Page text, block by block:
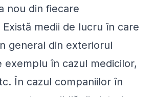
nou din fiecare
medii de lucru în care
general din exteriorul
exemplu în cazul medicilor,
În cazul companiilor în